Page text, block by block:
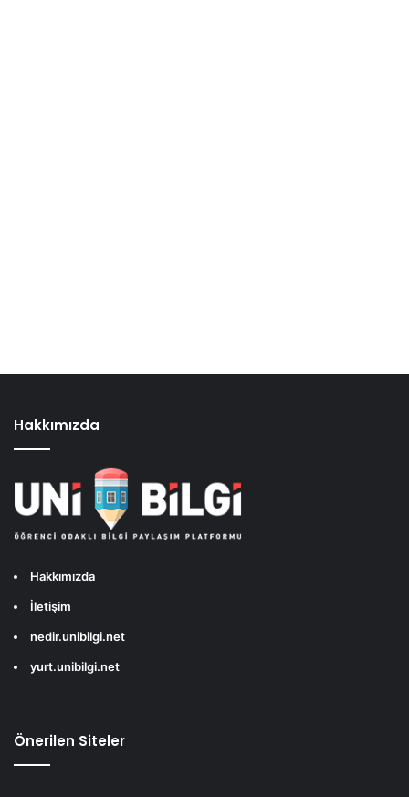
Hakkımızda
Hakkımızda
İletişim
nedir.unibilgi.net
yurt.unibilgi.net
Önerilen Siteler